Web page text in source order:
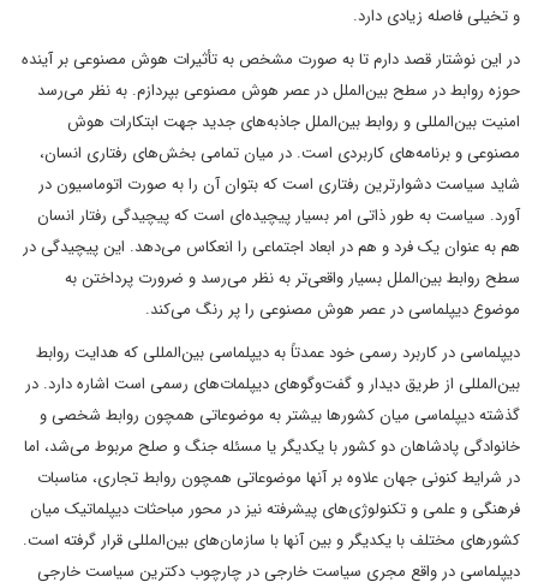
و تخیلی فاصله زیادی دارد.
در این نوشتار قصد دارم تا به صورت مشخص به تأثیرات هوش مصنوعی بر آینده
حوزه روابط در سطح بین‌الملل در عصر هوش مصنوعی بپردازم. به نظر می‌رسد
امنیت بین‌المللی و روابط بین‌الملل جاذبه‌های جدید جهت ابتکارات هوش
مصنوعی و برنامه‌های کاربردی است. در میان تمامی بخش‌های رفتاری انسان،
شاید سیاست دشوارترین رفتاری است که بتوان آن را به صورت اتوماسیون در
آورد. سیاست به طور ذاتی امر بسیار پیچیده‌ای است که پیچیدگی رفتار انسان
هم به عنوان یک فرد و هم در ابعاد اجتماعی را انعکاس می‌دهد. این پیچیدگی در
سطح روابط بین‌الملل بسیار واقعی‌تر به نظر می‌رسد و ضرورت پرداختن به
موضوع دیپلماسی در عصر هوش مصنوعی را پر رنگ می‌کند.
دیپلماسی در کاربرد رسمی خود عمدتاً به دیپلماسی بین‌المللی که هدایت روابط
بین‌المللی از طریق دیدار و گفت‌وگوهای دیپلمات‌های رسمی است اشاره دارد. در
گذشته دیپلماسی میان کشورها بیشتر به موضوعاتی همچون روابط شخصی و
خانوادگی پادشاهان دو کشور با یکدیگر یا مسئله جنگ و صلح مربوط می‌شد، اما
در شرایط کنونی جهان علاوه بر آنها موضوعاتی همچون روابط تجاری، مناسبات
فرهنگی و علمی و تکنولوژی‌های پیشرفته نیز در محور مباحثات دیپلماتیک میان
کشورهای مختلف با یکدیگر و بین آنها با سازمان‌های بین‌المللی قرار گرفته است.
دیپلماسی در واقع مجری سیاست خارجی در چارچوب دکترین سیاست خارجی